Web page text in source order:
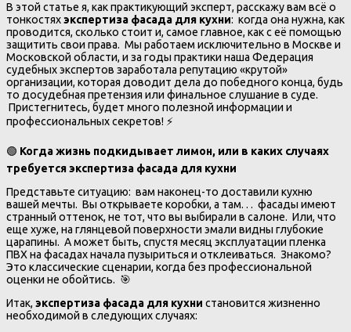
В этой статье я, как практикующий эксперт, расскажу вам всё о
тонкостяхэкспертиза фасада для кухни: когда она нужна, как
проводится, сколько стоит и, самое главное, как с её помощью
защитить свои права. Мы работаем исключительно в Москве и
Московской области, и за годы практики наша Федерация
судебных экспертов заработала репутацию «крутой»
организации, которая доводит дела до победного конца, будь
то досудебная претензия или финальное слушание в суде.
Пристегнитесь, будет много полезной информации и
профессиональных секретов! ⚡
🟢 Когда жизнь подкидывает лимон, или в каких случаях
требуется экспертиза фасада для кухни
Представьте ситуацию: вам наконец-то доставили кухню
вашей мечты. Вы открываете коробки, а там. . . фасады имеют
странный оттенок, не тот, что вы выбирали в салоне. Или, что
еще хуже, на глянцевой поверхности эмали видны глубокие
царапины. А может быть, спустя месяц эксплуатации пленка
ПВХ на фасадах начала пузыриться и отклеиваться. Знакомо?
Это классические сценарии, когда без профессиональной
оценки не обойтись. 🎯
Итак, экспертиза фасада для кухни становится жизненно
необходимой в следующих случаях: